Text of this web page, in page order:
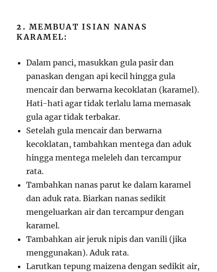
2.MEMBUAT ISIAN NANAS
KARAMEL:
Dalam panci, masukkan gula pasir dan
panaskan dengan api kecil hingga gula
mencair dan berwarna kecoklatan (karamel).
Hati-hati agar tidak terlalu lama memasak
gula agar tidak terbakar.
Setelah gula mencair dan berwarna
kecoklatan, tambahkan mentega dan aduk
hingga mentega meleleh dan tercampur
rata.
Tambahkan nanas parut ke dalam karamel
dan aduk rata. Biarkan nanas sedikit
mengeluarkan air dan tercampur dengan
karamel.
Tambahkan air jeruk nipis dan vanili (jika
menggunakan). Aduk rata.
Larutkan tepung maizena dengan sedikit air,